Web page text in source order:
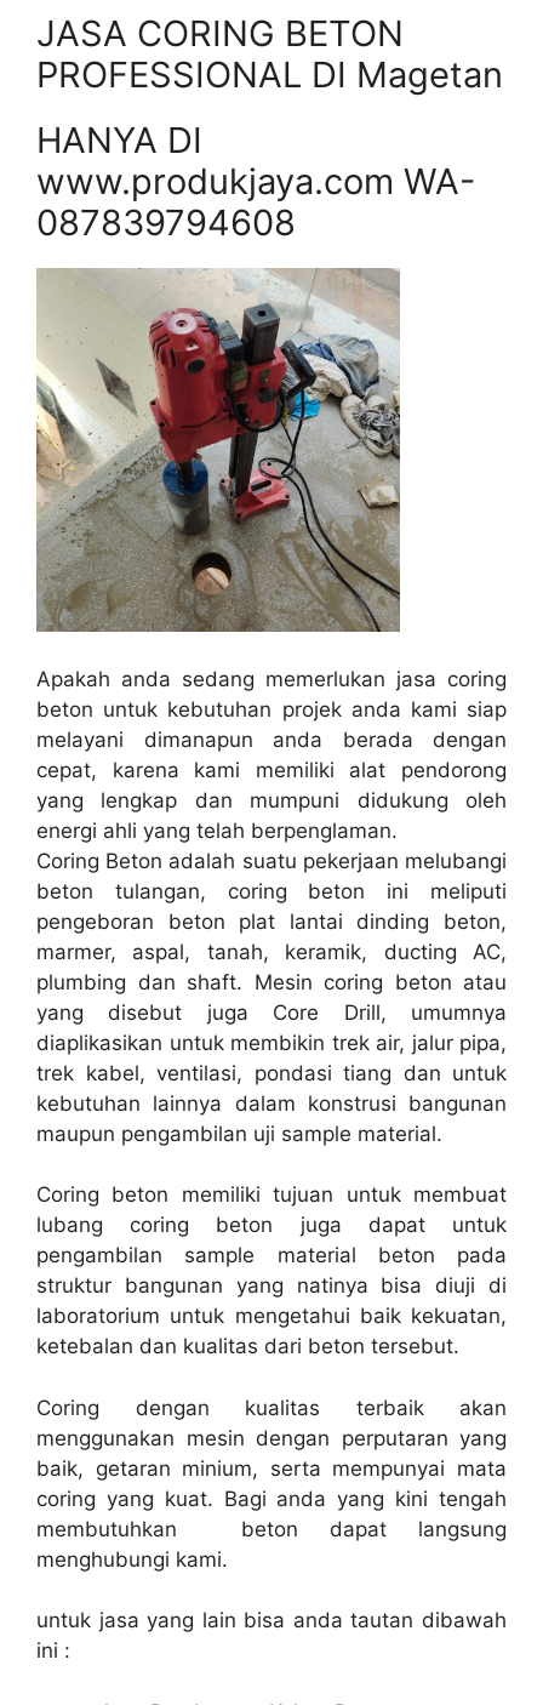
JASA CORING BETON
PROFESSIONAL DI Magetan
HANYA DI
www.produkjaya.com WA-
087839794608
Apakah anda sedang memerlukan jasa coring
beton untuk kebutuhan projek anda kami siap
melayani dimanapun anda berada dengan
cepat, karena kami memiliki alat pendorong
yang lengkap dan mumpuni didukung oleh
energi ahli yang telah berpenglaman.
Coring Beton adalah suatu pekerjaan melubangi
beton tulangan, coring beton ini meliputi
pengeboran beton plat lantai dinding beton,
marmer, aspal, tanah, keramik, ducting AC,
plumbing dan shaft. Mesin coring beton atau
yang disebut juga Core Drill, umumnya
diaplikasikan untuk membikin trek air, jalur pipa,
trek kabel, ventilasi, pondasi tiang dan untuk
kebutuhan lainnya dalam konstrusi bangunan
maupun pengambilan uji sample material.
Coring beton memiliki tujuan untuk membuat
lubang coring beton juga dapat untuk
pengambilan sample material beton pada
struktur bangunan yang natinya bisa diuji di
laboratorium untuk mengetahui baik kekuatan,
ketebalan dan kualitas dari beton tersebut.
Coring dengan kualitas terbaik akan
menggunakan mesin dengan perputaran yang
baik, getaran minium, serta mempunyai mata
coring yang kuat. Bagi anda yang kini tengah
membutuhkan beton dapat langsung
menghubungi kami.
untuk jasa yang lain bisa anda tautan dibawah
ini :